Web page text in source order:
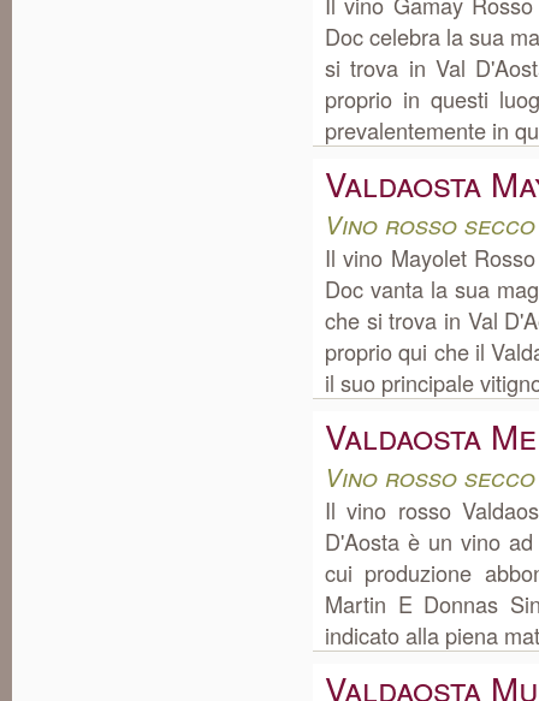
Doc celebra la sua
si trova in Val
proprio in questi
prevalentemente in
Valdaosta
Vino rosso
Il vino Mayolet
Doc vanta la sua
che si trova in Val
proprio qui che il
il suo principale
Valdaosta
Vino rosso
Il vino rosso
D'Aosta è un vino
cui produzione
Martin E Donnas
indicato alla piena
Valdaosta